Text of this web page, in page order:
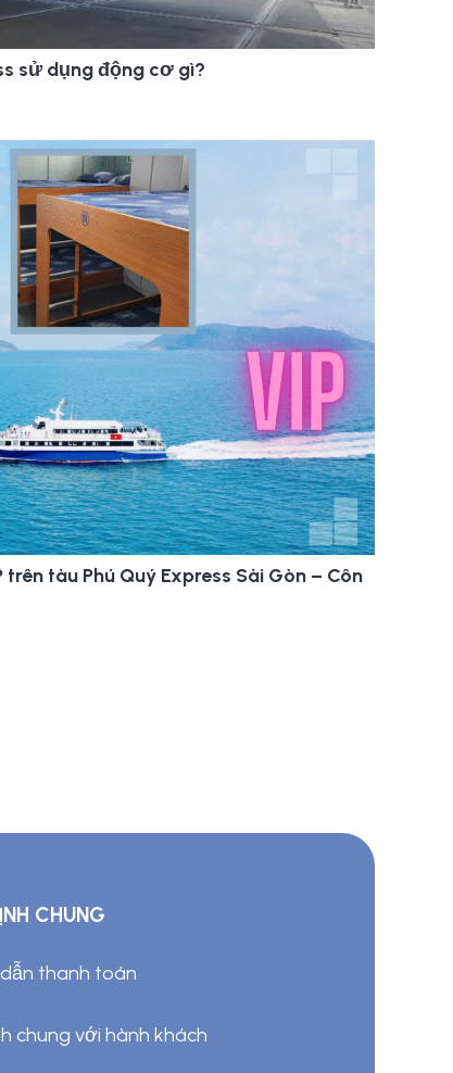
sử dụng động cơ gì?
tàu Phú Quý Express Sài Gòn – Côn
CHUNG
thanh toán
chung với hành khách